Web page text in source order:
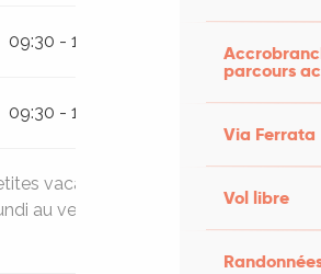
parcours
Via Ferrata
Vol libre
09:30 - 12:00
09:30 - 12:00
vacances scolaires
au vendredi sur rendez vous.